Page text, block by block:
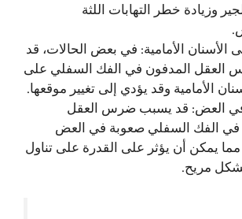
وزيادة خطر التهابات اللثة
الأسنان الأمامية: في بعض الحالات، قد
العقل المدفون في الفك السفلي على
الأمامية وقد يؤدي إلى تغيير موقعها.
العض: قد يسبب ضرس العقل
في الفك السفلي صعوبة في العض
يمكن أن يؤثر على القدرة على تناول
مريح.